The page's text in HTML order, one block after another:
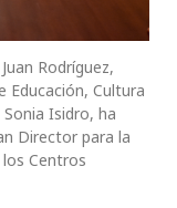
Rodríguez,
Educación, Cultura
Isidro, ha
Director para la
Centros